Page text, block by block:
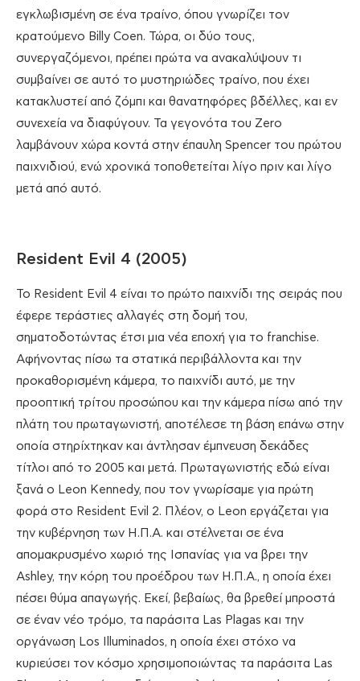
εγκλωβισμένη σε ένα τραίνο, όπου γνωρίζει τον
κρατούμενο Billy Coen. Τώρα, οι δύο τους,
συνεργαζόμενοι, πρέπει πρώτα να ανακαλύψουν τι
συμβαίνει σε αυτό το μυστηριώδες τραίνο, που έχει
κατακλυστεί από ζόμπι και θανατηφόρες βδέλλες, και εν
συνεχεία να διαφύγουν. Τα γεγονότα του Zero
λαμβάνουν χώρα κοντά στην έπαυλη Spencer του πρώτου
παιχνιδιού, ενώ χρονικά τοποθετείται λίγο πριν και λίγο
μετά από αυτό.
Resident Evil 4 (2005)
Το Resident Evil 4 είναι το πρώτο παιχνίδι της σειράς που
έφερε τεράστιες αλλαγές στη δομή του,
σηματοδοτώντας έτσι μια νέα εποχή για το franchise.
Αφήνοντας πίσω τα στατικά περιβάλλοντα και την
προκαθορισμένη κάμερα, το παιχνίδι αυτό, με την
προοπτική τρίτου προσώπου και την κάμερα πίσω από την
πλάτη του πρωταγωνιστή, αποτέλεσε τη βάση επάνω στην
οποία στηρίχτηκαν και άντλησαν έμπνευση δεκάδες
τίτλοι από το 2005 και μετά. Πρωταγωνιστής εδώ είναι
ξανά ο Leon Kennedy, που τον γνωρίσαμε για πρώτη
φορά στο Resident Evil 2. Πλέον, ο Leon εργάζεται για
την κυβέρνηση των Η.Π.Α. και στέλνεται σε ένα
απομακρυσμένο χωριό της Ισπανίας για να βρει την
Ashley, την κόρη του προέδρου των Η.Π.Α., η οποία έχει
πέσει θύμα απαγωγής. Εκεί, βεβαίως, θα βρεθεί μπροστά
σε έναν νέο τρόμο, τα παράσιτα Las Plagas και την
οργάνωση Los Illuminados, η οποία έχει στόχο να
κυριεύσει τον κόσμο χρησιμοποιώντας τα παράσιτα Las